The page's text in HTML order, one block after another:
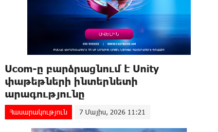
Ucom-ը բարձրացնում է Unity
փաթեթների ինտերնետի
արագությունը
Հասարակություն 7 Մայիս, 2026 11:21